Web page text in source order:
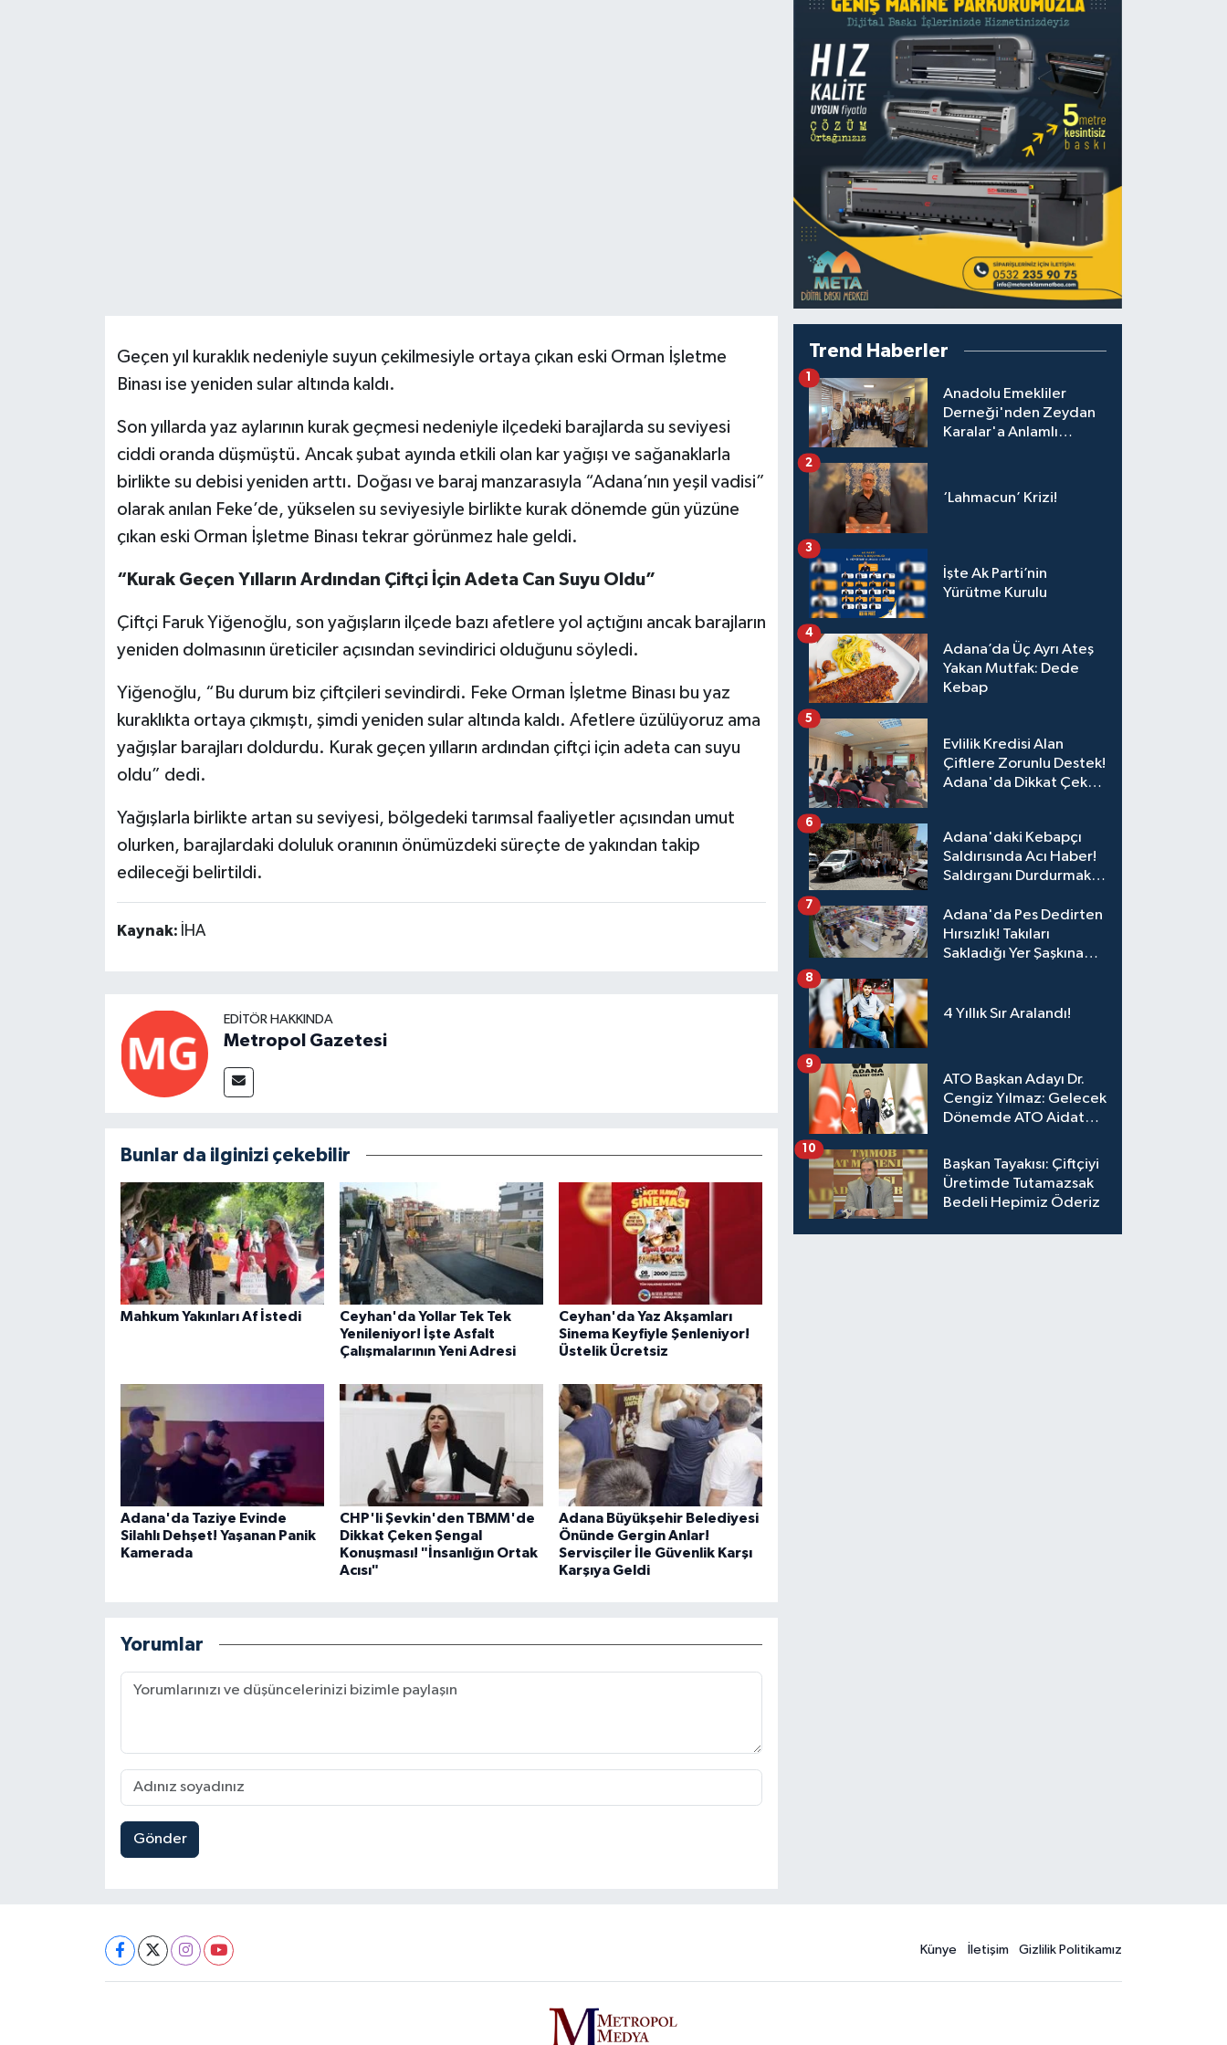
Geçen yıl kuraklık nedeniyle suyun çekilmesiyle ortaya çıkan eski Orman İşletme
Binası ise yeniden sular altında kaldı.
Son yıllarda yaz aylarının kurak geçmesi nedeniyle ilçedeki barajlarda su seviyesi
ciddi oranda düşmüştü. Ancak şubat ayında etkili olan kar yağışı ve sağanaklarla
birlikte su debisi yeniden arttı. Doğası ve baraj manzarasıyla “Adana’nın yeşil vadisi”
olarak anılan Feke’de, yükselen su seviyesiyle birlikte kurak dönemde gün yüzüne
çıkan eski Orman İşletme Binası tekrar görünmez hale geldi.
“Kurak Geçen Yılların Ardından Çiftçi İçin Adeta Can Suyu Oldu”
Çiftçi Faruk Yiğenoğlu, son yağışların ilçede bazı afetlere yol açtığını ancak barajların
yeniden dolmasının üreticiler açısından sevindirici olduğunu söyledi.
Yiğenoğlu, “Bu durum biz çiftçileri sevindirdi. Feke Orman İşletme Binası bu yaz
kuraklıkta ortaya çıkmıştı, şimdi yeniden sular altında kaldı. Afetlere üzülüyoruz ama
yağışlar barajları doldurdu. Kurak geçen yılların ardından çiftçi için adeta can suyu
oldu” dedi.
Yağışlarla birlikte artan su seviyesi, bölgedeki tarımsal faaliyetler açısından umut
olurken, barajlardaki doluluk oranının önümüzdeki süreçte de yakından takip
edileceği belirtildi.
Kaynak: İHA
EDITÖR HAKKINDA
Metropol Gazetesi
Bunlar da ilginizi çekebilir
Mahkum Yakınları Af İstedi
Ceyhan'da Yollar Tek Tek
Yenileniyor! İşte Asfalt
Çalışmalarının Yeni Adresi
Ceyhan'da Yaz Akşamları
Sinema Keyfiyle Şenleniyor!
Üstelik Ücretsiz
Adana'da Taziye Evinde
Silahlı Dehşet! Yaşanan Panik
Kamerada
CHP'li Şevkin'den TBMM'de
Dikkat Çeken Şengal
Konuşması! "İnsanlığın Ortak
Acısı"
Adana Büyükşehir Belediyesi
Önünde Gergin Anlar!
Servisçiler İle Güvenlik Karşı
Karşıya Geldi
Yorumlar
Gönder
Trend Haberler
Anadolu Emekliler
Derneği'nden Zeydan
Karalar'a Anlamlı
1
‘Lahmacun’ Krizi!
2
İşte Ak Parti’nin
Yürütme Kurulu
3
Adana’da Üç Ayrı Ateş
Yakan Mutfak: Dede
Kebap
4
Evlilik Kredisi Alan
Çiftlere Zorunlu Destek!
Adana'da Dikkat Çeken
5
Adana'daki Kebapçı
Saldırısında Acı Haber!
Saldırganı Durdurmak
Kaybetti
6
Adana'da Pes Dedirten
Hırsızlık! Takıları
Sakladığı Yer Şaşkına
7
4 Yıllık Sır Aralandı!
8
ATO Başkan Adayı Dr.
Cengiz Yılmaz: Gelecek
Dönemde ATO Aidat
Üyelerimize Ve
Adana'ya Yatırılacak
9
Başkan Tayakısı: Çiftçiyi
Üretimde Tutamazsak
Bedeli Hepimiz Öderiz
10
Künye İletişim Gizlilik Politikamız